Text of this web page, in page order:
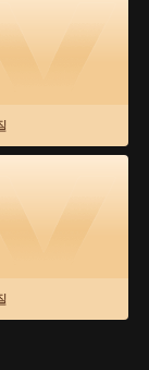
한 내 길
모든 에피소드